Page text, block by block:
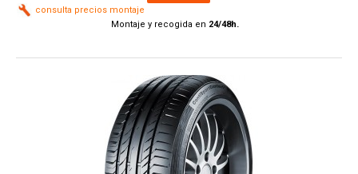
consulta precios montaje
Montaje y recogida en 24/48h.